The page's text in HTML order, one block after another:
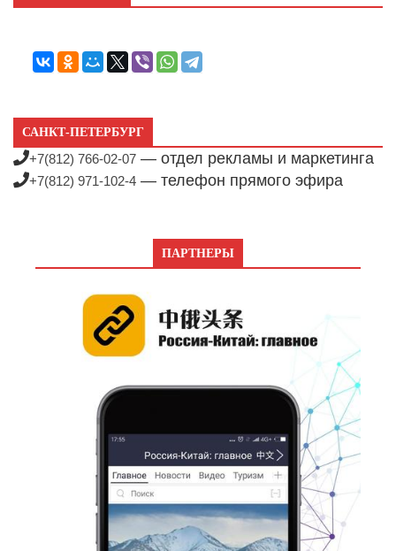
САНКТ-ПЕТЕРБУРГ
+7(812) 766-02-07 — отдел рекламы и маркетинга
+7(812) 971-102-4 — телефон прямого эфира
ПАРТНЕРЫ